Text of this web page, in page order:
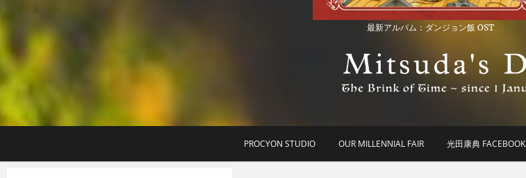
最新アルバム：ダンジョン飯 OST
Mitsuda's Diary
PROCYON STUDIO OUR MILLENNIAL FAIR 光田康典 FACEBOOK